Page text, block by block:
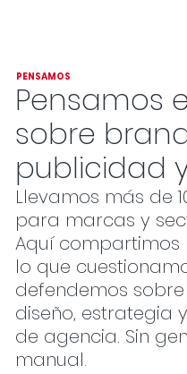
PENSAMOS
Pensamos
sobre
publicidad
Llevamos más de
para marcas y
Aquí compartimos
lo que
defendemos
diseño, estrategia
de agencia. Sin
manual.